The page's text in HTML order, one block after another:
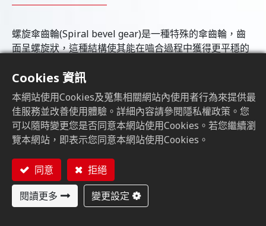
螺旋傘齒輪(Spiral bevel gear)是一種特殊的傘齒輪，齒
面呈螺旋狀，這種結構使其能在嚙合過程中獲得更平穩的
遞。
螺旋傘齒輪的特色
螺旋傘齒輪的運作依賴於其螺旋齒形設計，這讓嚙合時的
接觸更為平滑，減少了摩擦和磨損。當一個傘齒輪以斜面
的方式啟動時，其螺旋齒形會使得相連的齒輪逐漸接觸，
實現平穩的動力轉換。
Cookies 資訊
本網站使用Cookies及蒐集相關網站內使用者行為來提供最
佳服務並改善使用體驗。詳細內容請參閱隱私權政策。您
可以隨時變更您是否同意本網站使用Cookies。若您繼續瀏
覽本網站，即表示您同意本網站使用Cookies。
同意
拒絕
閱讀更多
變更設定